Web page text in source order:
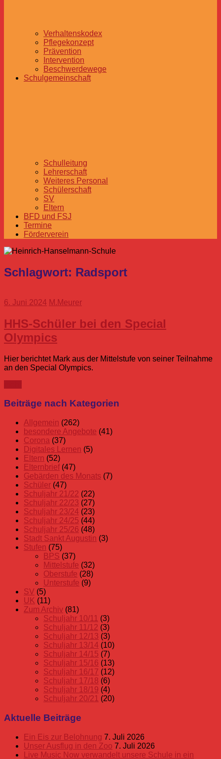
Verhaltenskodex
Pflegekonzept
Prävention
Intervention
Beschwerdewege
Schulgemeinschaft
Schulleitung
Lehrerschaft
Weiteres Personal
Schülerschaft
SV
Eltern
BFD und FSJ
Termine
Förderverein
Schlagwort: Radsport
6. Juni 2024 M.Meurer
HHS-Schüler bei den Special
Olympics
Hier berichtet Mark aus der Mittelstufe von seiner Teilnahme
an den Special Olympics.
Beiträge nach Kategorien
Allgemein (262)
besondere Angebote (41)
Corona (37)
Digitales Lernen (5)
Eltern (52)
Elternbrief(47)
Gebärden des Monats (7)
Schüler (47)
Schuljahr 21/22 (22)
Schuljahr 22/23 (27)
Schuljahr 23/24 (23)
Schuljahr 24/25 (44)
Schuljahr 25/26 (48)
Stadt Sankt Augustin (3)
Stufen (75)
BPS (37)
Mittelstufe (32)
Oberstufe (28)
Unterstufe (9)
SV (5)
UK (11)
Zum Archiv (81)
Schuljahr 10/11 (3)
Schuljahr 11/12 (3)
Schuljahr 12/13 (3)
Schuljahr 13/14 (10)
Schuljahr 14/15 (7)
Schuljahr 15/16 (13)
Schuljahr 16/17 (12)
Schuljahr 17/18 (6)
Schuljahr 18/19 (4)
Schuljahr 20/21 (20)
Aktuelle Beiträge
Ein Eis zur Belohnung 7. Juli 2026
Unser Ausflug in den Zoo 7. Juli 2026
Live Music Now verwandelt unsere Schule in ein